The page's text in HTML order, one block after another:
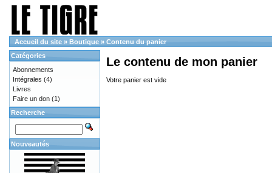
Accueil du site » Boutique » Contenu du panier
Le contenu de mon panier
Votre panier est vide
Catégories
Abonnements
Intégrales (4)
Livres
Faire un don (1)
Recherche
Nouveautés